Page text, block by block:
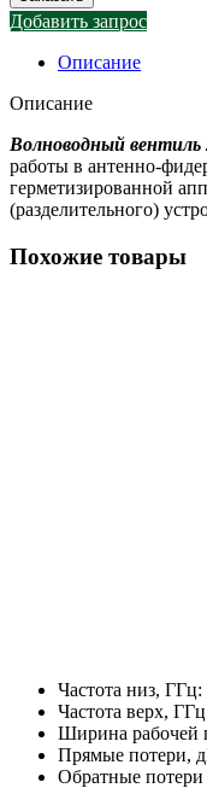
Добавить запрос
Описание
Описание
Волноводный вентиль
работы в антенно-
герметизированной
(разделительного)
Похожие товары
Частота низ, ГГц:
Частота верх, ГГц
Ширина рабочей
Прямые потери,
Обратные потери